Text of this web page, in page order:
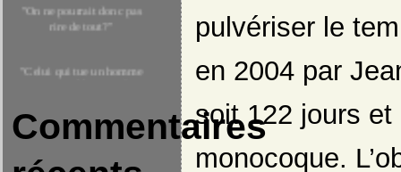
rire de tout?"
tue toute l'humanité"
"Je ne suis pas d'accord
je me battrais pour que
Commentaires
pulvériser le
en 2004 par
soit 122 jours et
monocoque.